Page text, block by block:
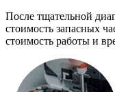
После тщательной
стоимость запасных
стоимость работы и